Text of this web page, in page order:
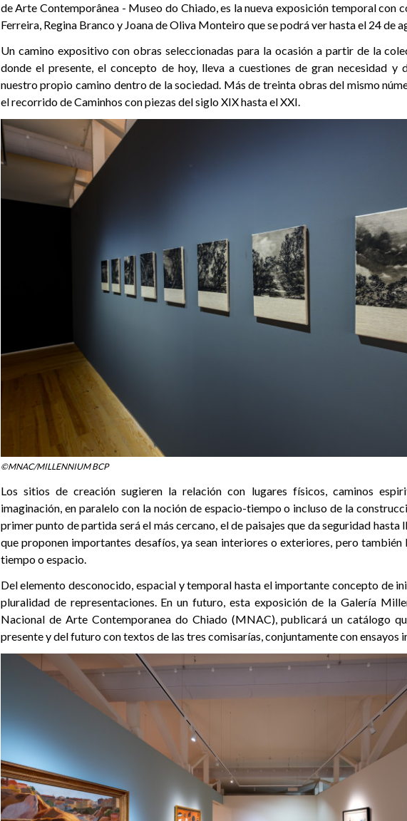
de Arte Contemporânea - Museo do Chiado, es la nueva exposición temporal con
Ferreira, Regina Branco y Joana de Oliva Monteiro que se podrá ver hasta el 24 de
Un camino expositivo con obras seleccionadas para la ocasión a partir de la
donde el presente, el concepto de hoy, lleva a cuestiones de gran necesidad y
nuestro propio camino dentro de la sociedad. Más de treinta obras del mismo
el recorrido de Caminhos con piezas del siglo XIX hasta el XXI.
©MNAC/MILLENNIUM BCP
Los sitios de creación sugieren la relación con lugares físicos, caminos
imaginación, en paralelo con la noción de espacio-tiempo o incluso de la
primer punto de partida será el más cercano, el de paisajes que da seguridad hasta
que proponen importantes desafíos, ya sean interiores o exteriores, pero también
tiempo o espacio.
Del elemento desconocido, espacial y temporal hasta el importante concepto de
pluralidad de representaciones. En un futuro, esta exposición de la Galería
Nacional de Arte Contemporanea do Chiado (MNAC), publicará un catálogo
presente y del futuro con textos de las tres comisarías, conjuntamente con ensayos